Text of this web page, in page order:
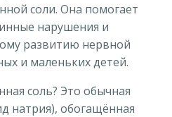
соли. Она помогает
нарушения и
развитию нервной
и маленьких детей.
соль? Это обычная
натрия), обогащённая